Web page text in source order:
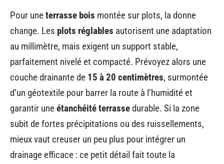
Pour uneterrasse bois montée sur plots, la donne
change. Les plots réglables autorisent une adaptation
au millimètre, mais exigent un support stable,
parfaitement nivelé et compacté. Prévoyez alors une
couche drainante de 15 à 20 centimètres, surmontée
d’un géotextile pour barrer la route à l’humidité et
garantir uneétanchéité terrassedurable. Si la zone
subit de fortes précipitations ou des ruissellements,
mieux vaut creuser un peu plus pour intégrer un
drainage efficace : ce petit détail fait toute la